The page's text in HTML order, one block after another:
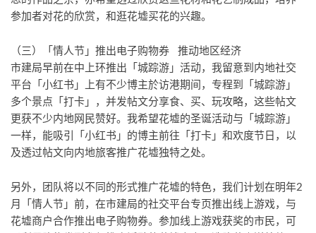
参加者对花的欣赏，和逛花墟买花的兴趣。
（三）「情人节」推出电子购物券 推动地区经济
市建局早前在中上环推出「城踪游」活动，我留意到内地社交
平台「小红书」上有不少博主於访港期间，专程到「城踪游」
多个景点「打卡」，并发帖文分享食、买、玩攻略，这些帖文
更获不少内地网民赞好。我希望花墟的圣诞活动与「城踪游」
一样，能吸引「小红书」的博主前往「打卡」和欢度节日，以
及透过帖文向内地旅客推广花墟独特之处。
另外，团队将以不同的形式推广花墟的特色，我们计划在明年2
月「情人节」前，在市建局的社交平台专页推出线上游戏，与
花墟商户合作推出电子购物券。参加线上游戏获奖的市民，可